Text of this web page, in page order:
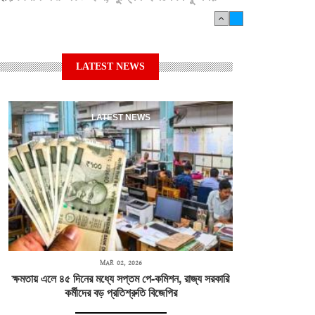
LATEST NEWS
LATEST NEWS
MAR 02, 2026
ক্ষমতায় এলে ৪৫ দিনের মধ্যে সপ্তম পে-কমিশন, রাজ্য সরকারি
কর্মীদের বড় প্রতিশ্রুতি বিজেপির